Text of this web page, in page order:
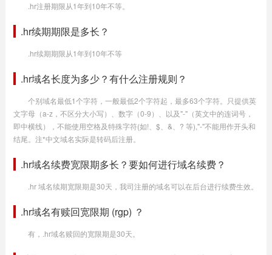
.hr注册期限从1年到10年不等。
.hr续期期限是多长？
.hr续期期限从1年到10年不等
.hr域名长度为多少？有什么注册规则？
个别域名最低1个字符，一般最低2个字符起，最多63个字符。只提供英
文字母（a-z，不区分大小写）、数字（0-9）、以及"-"（英文中的连词号，
即中横线），不能使用空格及特殊字符(如!、$、&、? 等),"-"不能用作开头和
结尾。注*中文域名实际是转码后注册。
.hr域名续费宽限期多长？要如何进行域名续费？
.hr 域名续期宽限期是30天，我司注册的域名可以在后台进行续费生效。
.hr域名有赎回宽限期 (rgp) ？
有，.hr域名赎回的宽限期是30天。